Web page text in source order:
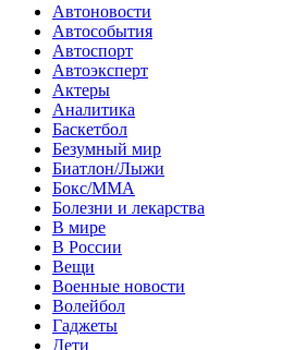
Автоновости
Автособытия
Автоспорт
Автоэксперт
Актеры
Аналитика
Баскетбол
Безумный мир
Биатлон/Лыжи
Бокс/MMA
Болезни и лекарства
В мире
В России
Вещи
Военные новости
Волейбол
Гаджеты
Дети